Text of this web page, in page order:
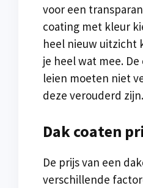
voor een
coating met kleur
heel nieuw uitzicht
je heel wat mee.
leien moeten niet
deze verouderd zijn.
Dak coaten
De prijs van een
verschillende